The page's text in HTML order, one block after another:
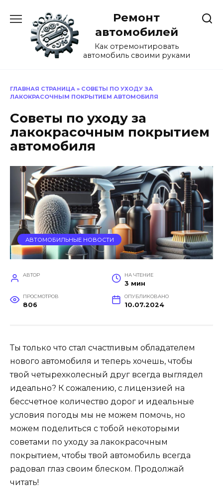
содержанию
Ремонт
автомобилей
Как отремонтировать
автомобиль своими руками
ГЛАВНАЯ СТРАНИЦА » СОВЕТЫ ПО УХОДУ ЗА
ЛАКОКРАСОЧНЫМ ПОКРЫТИЕМ АВТОМОБИЛЯ
Советы по уходу за
лакокрасочным покрытием
автомобиля
АВТОМОБИЛЬНЫЕ НОВОСТИ
АВТОР НА ЧТЕНИЕ
3 мин
ПРОСМОТРОВ
806
ОПУБЛИКОВАНО
10.07.2024
Ты только что стал счастливым обладателем
нового автомобиля и теперь хочешь, чтобы
твой четырехколесный друг всегда выглядел
идеально? К сожалению, с лицензией на
бессчетное количество дорог и идеальные
условия погоды мы не можем помочь, но
можем поделиться с тобой некоторыми
советами по уходу за лакокрасочным
покрытием, чтобы твой автомобиль всегда
радовал глаз своим блеском. Продолжай
читать!